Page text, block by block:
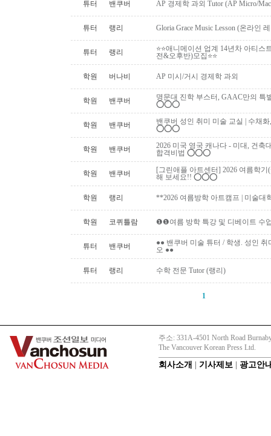
튜터 밴쿠버 AP 경제학 과외 Tutor (AP Micro/
튜터 랭리 Gloria Grace Music Lesson (온라인
튜터 랭리
⭐⭐애니메이션 업계 14년차 아티
전&오후반)모집⭐⭐
학원 버나비 AP 미시/거시 경제학 과외
학원 밴쿠버
명문대 진학 부스터, GAAC만의 특
⭕️⭕️⭕️
학원 밴쿠버
밴쿠버 성인 취미 미술 교실 | 수채
⭕️⭕️⭕️
학원 밴쿠버
2026 미국 영국 캐나다 - 미대, 건축
합격비법 ⭕️⭕️⭕️
학원 밴쿠버
[그린애플 아트센터] 2026 여름학
해 보세요!! ⭕️⭕️⭕️
학원 랭리 **2026 여름방학 아트캠프 | 미술대
학원 코퀴틀람 ❶❶여름 방학 특강 및 디베이트 수
튜터 밴쿠버
●● 밴쿠버 미술 튜터 / 학생. 성인
오 ●●
튜터 랭리 수학 전문 Tutor (랭리)
1
주소: 331A-4501 North Road
The Vancouver Korean Press Ltd.
회사소개 기사제보 광고안